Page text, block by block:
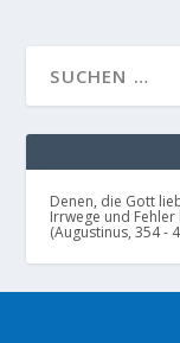
Denen, die Gott
Irrwege und
(Augustinus, 354 -